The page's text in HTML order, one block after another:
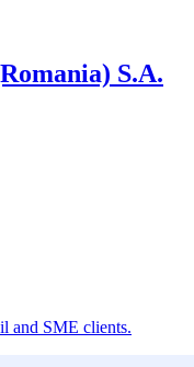
S.A.
and SME clients.